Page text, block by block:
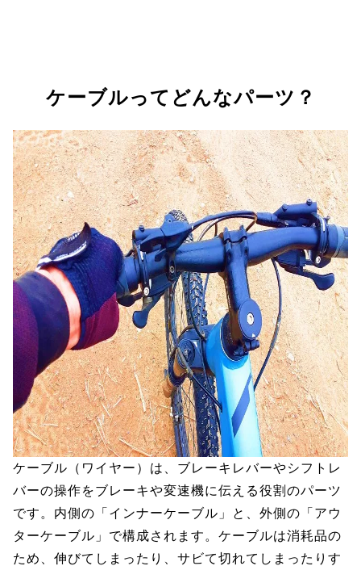
ケーブルってどんなパーツ？
ケーブル（ワイヤー）は、ブレーキレバーやシフトレ
バーの操作をブレーキや変速機に伝える役割のパーツ
です。内側の「インナーケーブル」と、外側の「アウ
ターケーブル」で構成されます。ケーブルは消耗品の
ため、伸びてしまったり、サビて切れてしまったりす